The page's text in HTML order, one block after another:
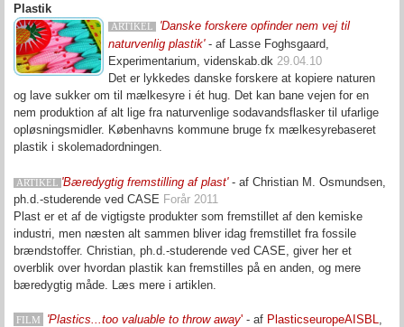
Plastik
ARTIKEL
'Danske forskere opfinder nem vej til
naturvenlig plastik'- af Lasse Foghsgaard,
Experimentarium, videnskab.dk 29.04.10
Det er lykkedes danske forskere at kopiere naturen
og lave sukker om til mælkesyre i ét hug. Det kan bane vejen for en
nem produktion af alt lige fra naturvenlige sodavandsflasker til ufarlige
opløsningsmidler. Københavns kommune bruge fx mælkesyrebaseret
plastik i skolemadordningen.
ARTIKEL 'Bæredygtig fremstilling af plast'- af Christian M. Osmundsen,
ph.d.-studerende ved CASE Forår 2011
Plast er et af de vigtigste produkter som fremstillet af den kemiske
industri, men næsten alt sammen bliver idag fremstillet fra fossile
brændstoffer. Christian, ph.d.-studerende ved CASE, giver her et
overblik over hvordan plastik kan fremstilles på en anden, og mere
bæredygtig måde. Læs mere i artiklen.
FILM 'Plastics...too valuable to throw away' - af PlasticseuropeAISBL,